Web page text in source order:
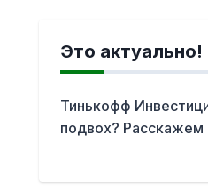
Это актуально!
Тинькофф
подвох? Расскажем